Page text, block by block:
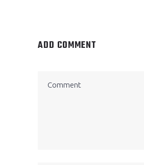
ADD COMMENT